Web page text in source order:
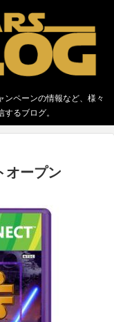
ンペーンの情報など、様々
るブログ。
オープン